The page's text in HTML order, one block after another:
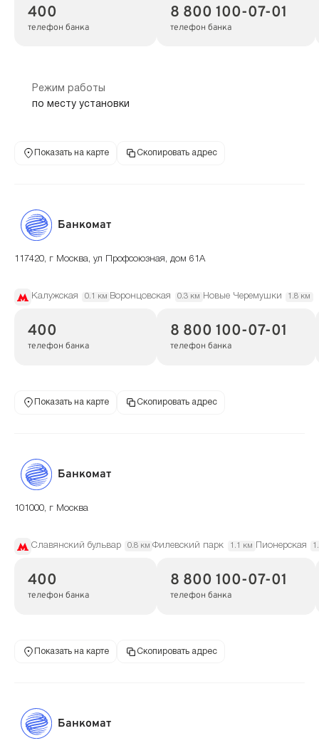
400
телефон банка
8 800 100-07-01
телефон банка
Режим работы
по месту установки
Показать на карте Скопировать адрес
Банкомат
117420, г Москва, ул Профсоюзная, дом 61А
Калужская 0.1 км Воронцовская 0.3 км Новые Черемушки 1.8 км
400
телефон банка
8 800 100-07-01
телефон банка
Показать на карте Скопировать адрес
Банкомат
101000, г Москва
Славянский бульвар 0.8 км Филевский парк 1.1 км Пионерская
400
телефон банка
8 800 100-07-01
телефон банка
Показать на карте Скопировать адрес
Банкомат